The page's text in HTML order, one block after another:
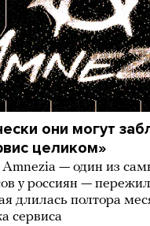
они могут
целиком»
— один из
у россиян —
длилась полтора
сервиса